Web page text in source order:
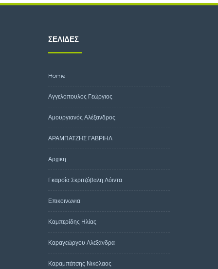
ΣΕΛΊΔΕΣ
Home
Αγγελόπουλος Γεώργιος
Αμουργιανός Αλέξανδρος
ΑΡΑΜΠΑΤΖΗΣ ΓΑΒΡΙΗΛ
Αρχικη
Γκαρσία Σκριτζόβαλη Λόιντα
Επικοινωνια
Καμπερίδης Ηλίας
Καραγεώργου Αλεξάνδρα
Καραμπάτσης Νικόλαος